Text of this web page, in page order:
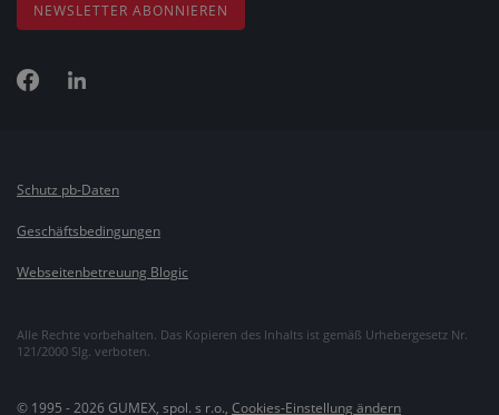
NEWSLETTER ABONNIEREN
Alle Rechte vorbehalten. Das Kopieren des Inhalts ist gemäß Urhebergesetz Nr.
121/2000 Slg. verboten.
Schutz pb-Daten
Geschäftsbedingungen
Webseitenbetreuung Blogic
© 1995 - 2026 GUMEX, spol. s r.o., Cookies-Einstellung ändern